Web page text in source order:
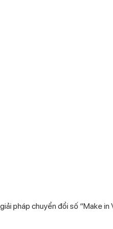
pháp chuyển đổi số “Make